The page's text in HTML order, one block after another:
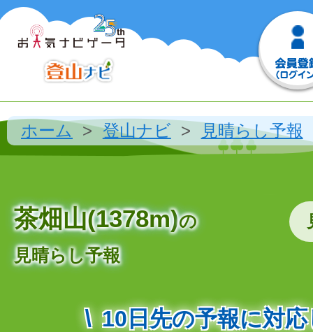
ホーム 登山ナビ 見晴らし予報
茶畑山(1378m)の
見晴らし予報
10日先の予報に対